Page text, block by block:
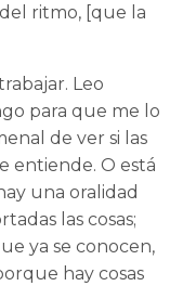
ritmo, [que la
Leo
para que me lo
de ver si las
entiende. O está
una oralidad
las cosas;
ya se conocen,
hay cosas